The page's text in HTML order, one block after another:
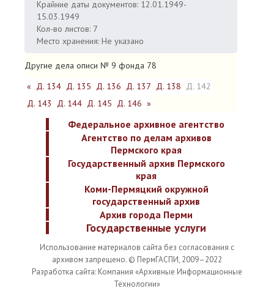
Крайние даты документов: 12.01.1949-
15.03.1949
Кол-во листов: 7
Место хранения: Не указано
Другие дела описи № 9 фонда 78
« Д. 134 Д. 135 Д. 136 Д. 137 Д. 138 Д. 142
Д. 143
Д. 144 Д. 145 Д. 146 »
Федеральное архивное агентство
Агентство по делам архивов
Пермского края
Государственный архив Пермского
края
Коми-Пермяцкий окружной
государственный архив
Архив города Перми
Государственные услуги
Использование материалов сайта без согласования с
архивом запрещено. © ПермГАСПИ, 2009–2022
Разработка сайта: Компания «Архивные Информационные
Технологии»